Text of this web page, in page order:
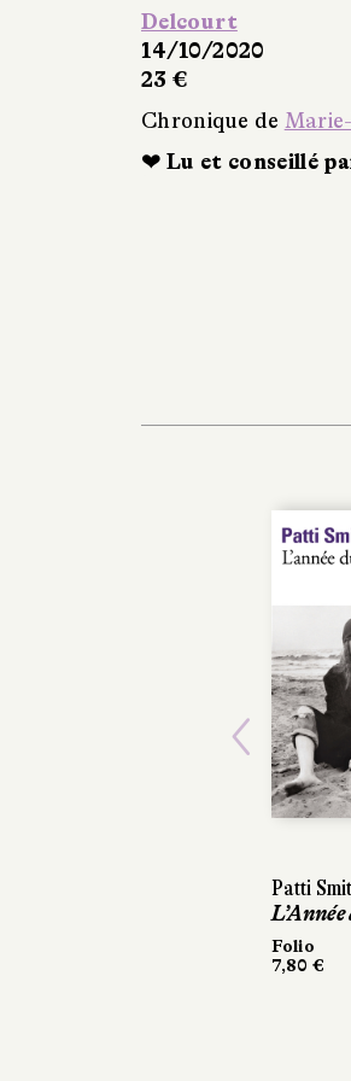
Delcourt
14/10/2020
23 €
Chronique de
❤ Lu et conseillé
Patti
Folio
7,80 €